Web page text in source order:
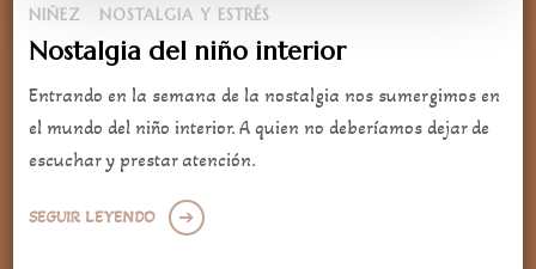
NIÑEZ NOSTALGIA Y ESTRÉS
Nostalgia del niño interior
Entrando en la semana de la nostalgia nos sumergimos en
el mundo del niño interior. A quien no deberíamos dejar de
escuchar y prestar atención.
SEGUIR LEYENDO